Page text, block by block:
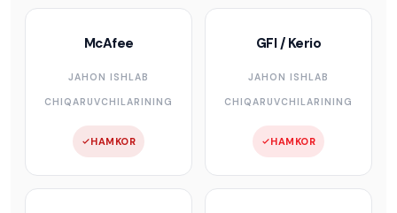
McAfee
JAHON ISHLAB
CHIQARUVCHILARINING
HAMKOR
GFI / Kerio
JAHON ISHLAB
CHIQARUVCHILARINING
HAMKOR